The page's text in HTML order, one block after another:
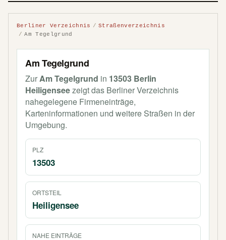
Berliner Verzeichnis
Straßenverzeichnis
Am Tegelgrund
Am Tegelgrund
ZurAm Tegelgrund in 13503 Berlin
Heiligenseezeigt das Berliner Verzeichnis
nahegelegene Firmeneinträge,
Karteninformationen und weitere Straßen in der
Umgebung.
PLZ
13503
ORTSTEIL
Heiligensee
NAHE EINTRÄGE